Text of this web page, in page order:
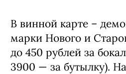
В винной карте –
марки Нового и
до 450 рублей за
3900 — за бутылку).